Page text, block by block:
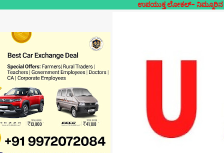
ಉಪಯುಕ್ತ ಲೋಕಲ್- ನಿಮ್ಮೂರಿನ ನಿಮ್ಮದೇ